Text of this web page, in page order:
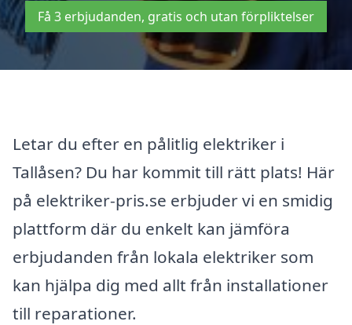
Få 3 erbjudanden, gratis och utan förpliktelser
Letar du efter en pålitlig elektriker i
Tallåsen? Du har kommit till rätt plats! Här
på elektriker-pris.se erbjuder vi en smidig
plattform där du enkelt kan jämföra
erbjudanden från lokala elektriker som
kan hjälpa dig med allt från installationer
till reparationer.